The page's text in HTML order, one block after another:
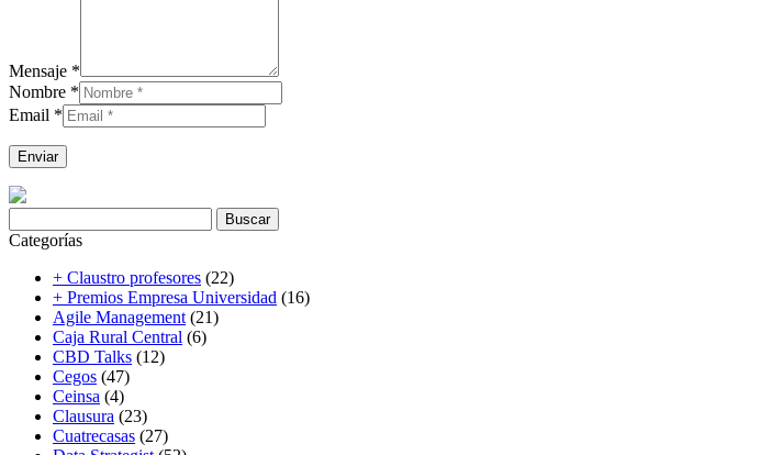
Mensaje *
Nombre *
Email *
Categorías
+ Claustro profesores (22)
+ Premios Empresa Universidad (16)
Agile Management (21)
Caja Rural Central (6)
CBD Talks (12)
Cegos (47)
Ceinsa (4)
Clausura (23)
Cuatrecasas (27)